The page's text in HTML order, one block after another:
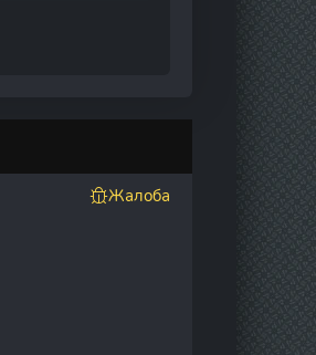
Жалоба